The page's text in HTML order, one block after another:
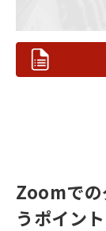
Zoomでの
うポイント